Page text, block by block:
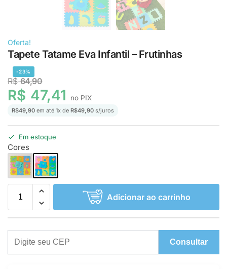
Oferta!
Tapete Tatame Eva Infantil – Frutinhas
-23%
R$64,90
R$ 47,41 no PIX
R$49,90 em até 1x de R$49,90 s/juros
Em estoque
Cores
Adicionar ao carrinho
Consultar